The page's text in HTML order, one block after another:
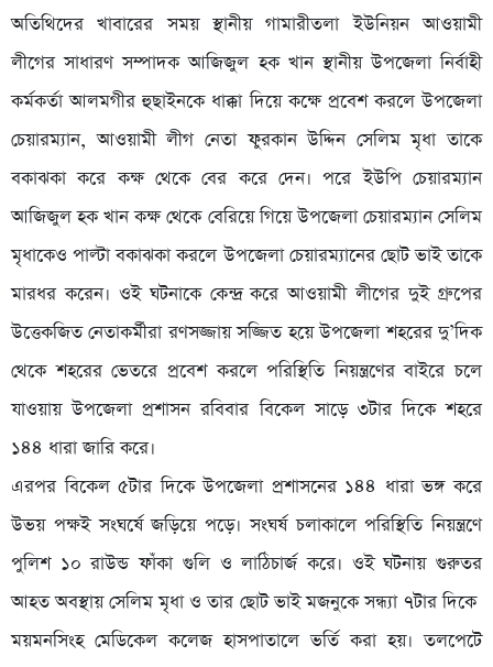
অতিথিদের খাবারের সময় স্থানীয় গামারীতলা ইউনিয়ন আওয়ামী
লীগের সাধারণ সম্পাদক আজিজুল হক খান স্থানীয় উপজেলা নির্বাহী
কর্মকর্তা আলমগীর হুছাইনকে ধাক্কা দিয়ে কক্ষে প্রবেশ করলে উপজেলা
চেয়ারম্যান, আওয়ামী লীগ নেতা ফুরকান উদ্দিন সেলিম মৃধা তাকে
বকাঝকা করে কক্ষ থেকে বের করে দেন। পরে ইউপি চেয়ারম্যান
আজিজুল হক খান কক্ষ থেকে বেরিয়ে গিয়ে উপজেলা চেয়ারম্যান সেলিম
মৃধাকেও পাল্টা বকাঝকা করলে উপজেলা চেয়ারম্যানের ছোট ভাই তাকে
মারধর করেন। ওই ঘটনাকে কেন্দ্র করে আওয়ামী লীগের দুই গ্রুপের
উত্তেকজিত নেতাকর্মীরা রণসজ্জায় সজ্জিত হয়ে উপজেলা শহরের দু’দিক
থেকে শহরের ভেতরে প্রবেশ করলে পরিস্থিতি নিয়ন্ত্রণের বাইরে চলে
যাওয়ায় উপজেলা প্রশাসন রবিবার বিকেল সাড়ে ৩টার দিকে শহরে
১৪৪ ধারা জারি করে।
এরপর বিকেল ৫টার দিকে উপজেলা প্রশাসনের ১৪৪ ধারা ভঙ্গ করে
উভয় পক্ষই সংঘর্ষে জড়িয়ে পড়ে। সংঘর্ষ চলাকালে পরিস্থিতি নিয়ন্ত্রণে
পুলিশ ১০ রাউন্ড ফাঁকা গুলি ও লাঠিচার্জ করে। ওই ঘটনায় গুরুতর
আহত অবস্থায় সেলিম মৃধা ও তার ছোট ভাই মজনুকে সন্ধ্যা ৭টার দিকে
ময়মনসিংহ মেডিকেল কলেজ হাসপাতালে ভর্তি করা হয়। তলপেটে